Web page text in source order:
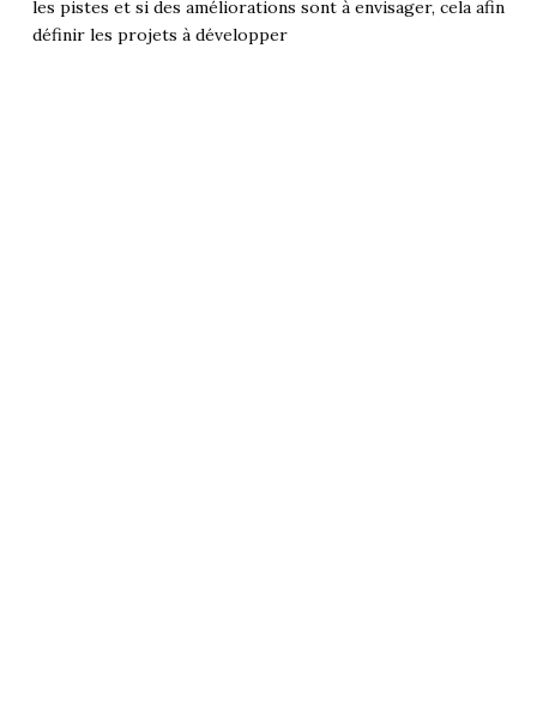
les pistes et si des améliorations sont à envisager, cela afin
définir les projets à développer